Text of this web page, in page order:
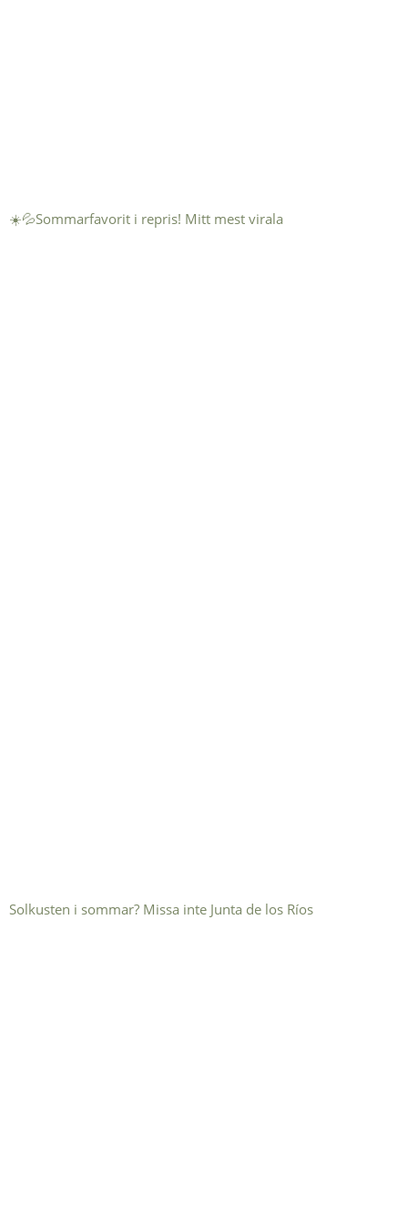
☀️💦Sommarfavorit i repris! Mitt mest virala
Solkusten i sommar? Missa inte Junta de los Ríos